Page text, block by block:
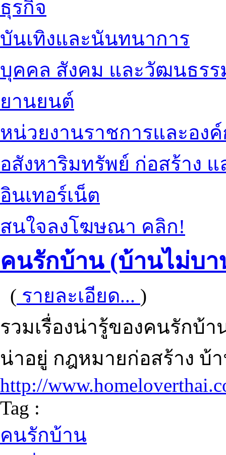
ธุรกิจ
บันเทิงและนันทนาการ
บุคคล สังคม และวัฒนธรร
ยานยนต์
หน่วยงานราชการและอง
อสังหาริมทรัพย์ ก่อสร้าง
อินเทอร์เน็ต
สนใจลงโฆษณา คลิก!
คนรักบ้าน (บ้านไม่บา
( รายละเอียด... )
รวมเรื่องน่ารู้ของคนรักบ้
น่าอยู่ กฎหมายก่อสร้าง บ้
http://
Tag :
คนรักบ้าน